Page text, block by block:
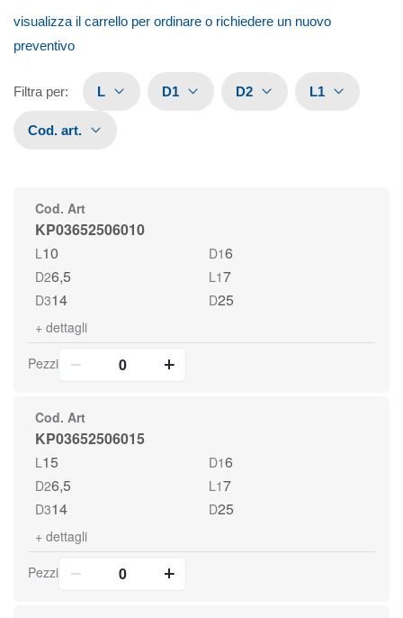
visualizza il carrello per ordinare o richiedere un nuovo
preventivo
Filtra per: L D1 D2 L1
Cod. art.
Cod. Art
KP03652506010
L10 D16
D26,5 L17
D314 D25
+ dettagli
Pezzi
Cod. Art
KP03652506015
L15 D16
D26,5 L17
D314 D25
+ dettagli
Pezzi